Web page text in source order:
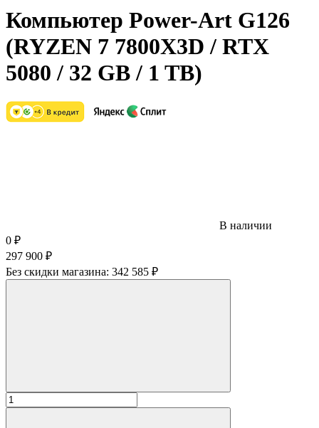
Компьютер Power-Art G126
(RYZEN 7 7800X3D / RTX
5080 / 32 GB / 1 TB)
В наличии
0 ₽
297 900 ₽
Без скидки магазина: 342 585 ₽